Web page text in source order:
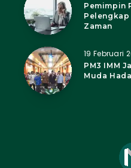
Pemimpin
Zaman
19 Februari
PM3 IMM
Muda